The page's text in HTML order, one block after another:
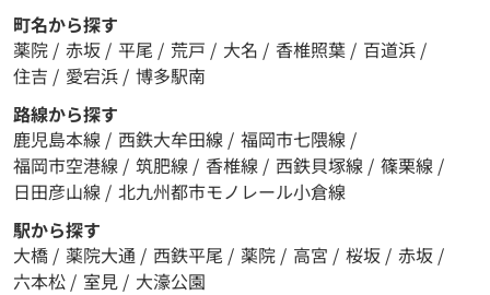
町名から探す
薬院 / 赤坂 / 平尾 / 荒戸 / 大名 / 香椎照葉 / 百道浜 /
住吉 / 愛宕浜 / 博多駅南
路線から探す
鹿児島本線 / 西鉄大牟田線 / 福岡市七隈線 /
福岡市空港線 / 筑肥線 / 香椎線 / 西鉄貝塚線 / 篠栗線 /
日田彦山線 / 北九州都市モノレール小倉線
駅から探す
大橋 / 薬院大通 / 西鉄平尾 / 薬院 / 高宮 / 桜坂 / 赤坂 /
六本松 / 室見 / 大濠公園